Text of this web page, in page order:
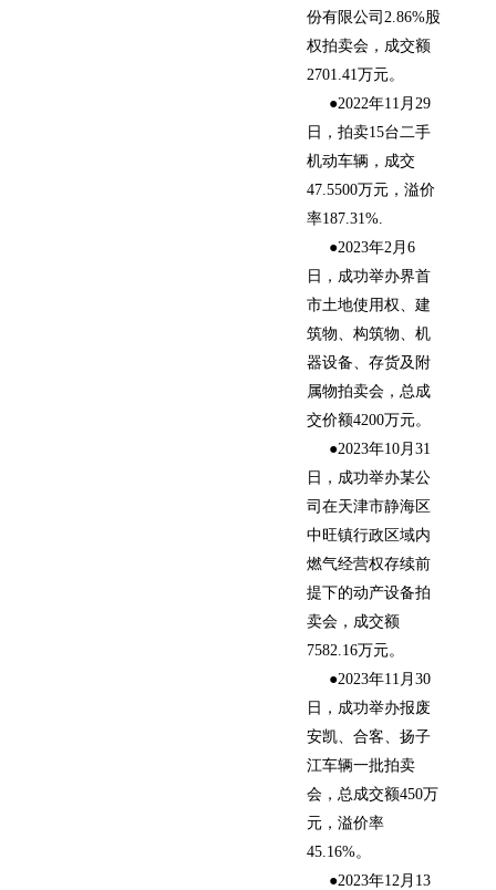
份有限公司2.86%股
权拍卖会，成交额
2701.41万元。
●2022年11月29
日，拍卖15台二手
机动车辆，成交
47.5500万元，溢价
率187.31%.
●2023年2月6
日，成功举办界首
市土地使用权、建
筑物、构筑物、机
器设备、存货及附
属物拍卖会，总成
交价额4200万元。
●2023年10月31
日，成功举办某公
司在天津市静海区
中旺镇行政区域内
燃气经营权存续前
提下的动产设备拍
卖会，成交额
7582.16万元。
●2023年11月30
日，成功举办报废
安凯、合客、扬子
江车辆一批拍卖
会，总成交额450万
元，溢价率
45.16%。
●2023年12月13